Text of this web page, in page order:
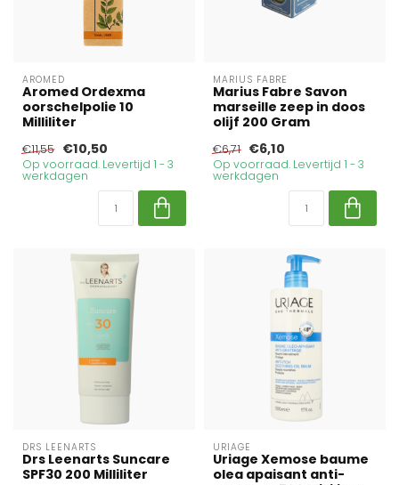
AROMED
Aromed Ordexma
oorschelpolie 10
Milliliter
€11,55 €10,50
Op voorraad. Levertijd 1 - 3
werkdagen
MARIUS FABRE
Marius Fabre Savon
marseille zeep in doos
olijf 200 Gram
€6,71 €6,10
Op voorraad. Levertijd 1 - 3
werkdagen
DRS LEENARTS
Drs Leenarts Suncare
SPF30 200 Milliliter
URIAGE
Uriage Xemose baume
olea apaisant anti-